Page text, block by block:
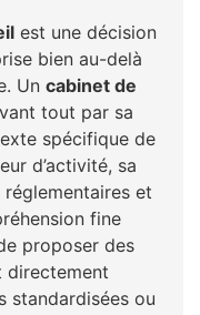
est une décision
bien au-delà
Un cabinet de
tout par sa
spécifique de
d’activité, sa
et
fine
proposer des
directement
standardisées ou